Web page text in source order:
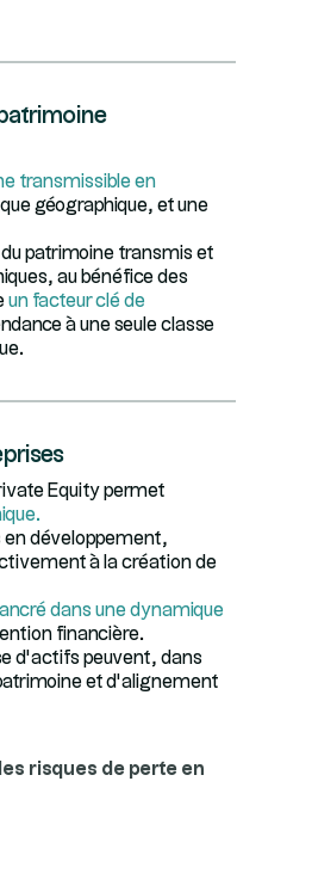
transmissible en
géographique, et une
patrimoine transmis et
au bénéfice des
un facteur clé de
à une seule classe
Equity permet
en développement,
à la création de
dans une dynamique
financière.
d’actifs peuvent, dans
et d’alignement
risques de perte en